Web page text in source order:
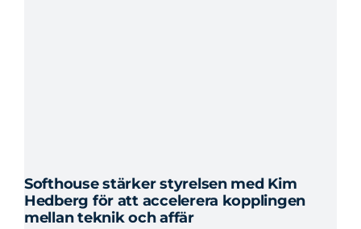
Softhouse stärker styrelsen med Kim
Hedberg för att accelerera kopplingen
mellan teknik och affär